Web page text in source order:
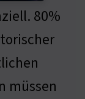
80%
müssen